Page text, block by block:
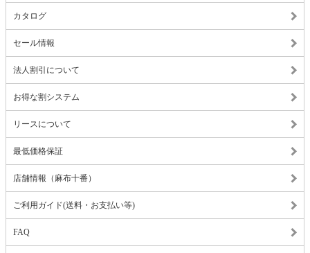
カタログ
セール情報
法人割引について
お得な割システム
リースについて
最低価格保証
店舗情報（麻布十番）
ご利用ガイド(送料・お支払い等)
FAQ